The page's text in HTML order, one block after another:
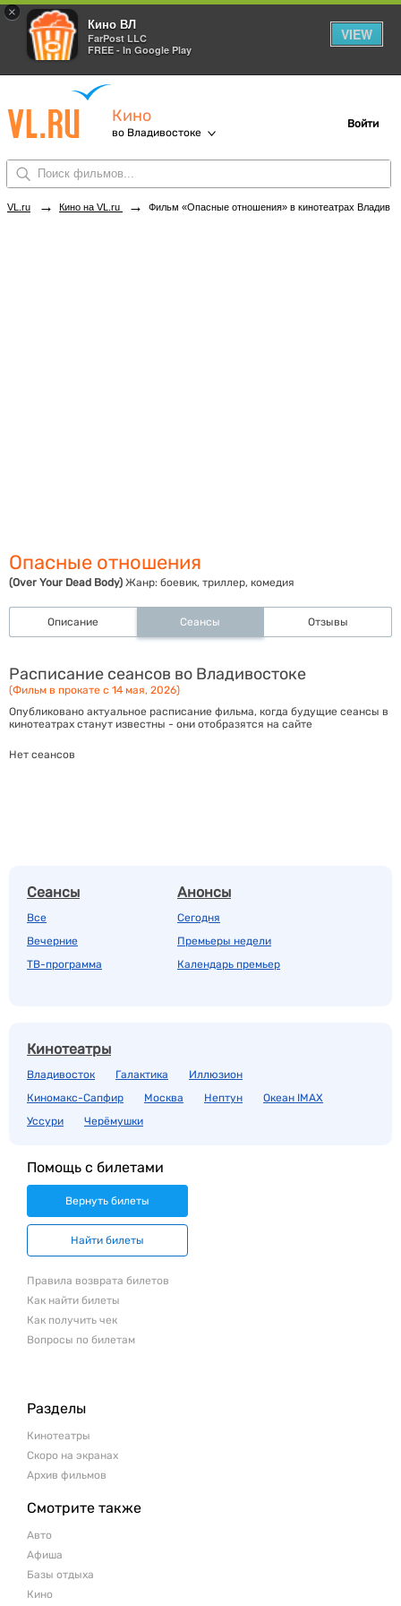
×
Кино ВЛ
FarPost LLC
FREE - In Google Play
VIEW
Кино
во Владивостоке
Войти
VL.ru → Кино на VL.ru → Фильм «Опасные отношения» в кинотеатрах Владивостока. Купить билеты!
Опасные отношения
(Over Your Dead Body) Жанр: боевик, триллер, комедия
Описание Сеансы Отзывы
Расписание сеансов во Владивостоке
(Фильм в прокате с 14 мая, 2026)
Опубликовано актуальное расписание фильма, когда будущие сеансы в
кинотеатрах станут известны - они отобразятся на сайте
Нет сеансов
Сеансы
Все
Вечерние
ТВ-программа
Анонсы
Сегодня
Премьеры недели
Календарь премьер
Кинотеатры
Владивосток Галактика
Иллюзион
Киномакс-Сапфир
Москва Нептун
Океан IMAX
Уссури
Черёмушки
Помощь с билетами
Вернуть билеты
Найти билеты
Правила возврата билетов
Как найти билеты
Как получить чек
Вопросы по билетам
Разделы
Кинотеатры
Скоро на экранах
Архив фильмов
Смотрите также
Авто
Афиша
Базы отдыха
Кино